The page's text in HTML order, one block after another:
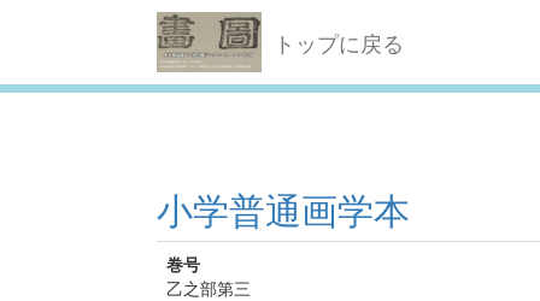
トップに戻る
小学普通画学本
巻号
乙之部第三